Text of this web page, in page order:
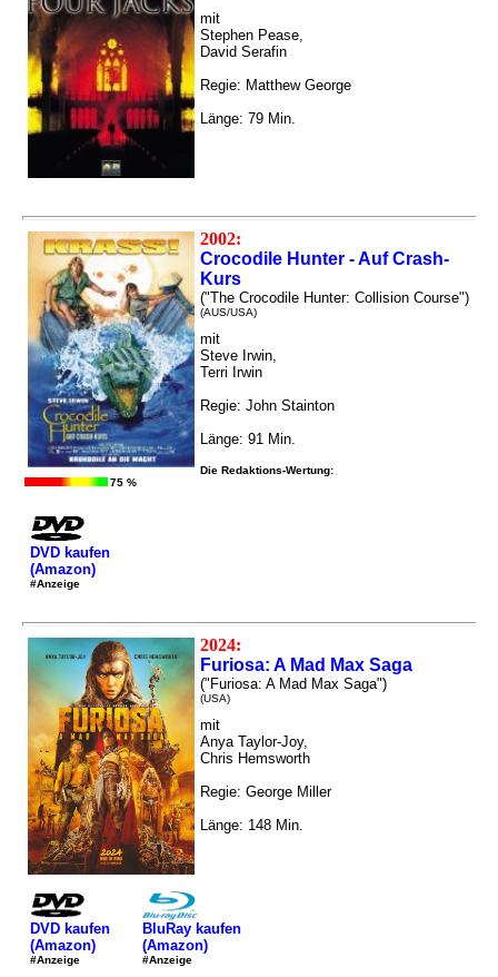
mit
Stephen Pease,
David Serafin
Regie: Matthew George
Länge: 79 Min.
2002:
Crocodile Hunter - Auf Crash-
Kurs
("The Crocodile Hunter: Collision Course")
(AUS/USA)
mit
Steve Irwin,
Terri Irwin
Regie: John Stainton
Länge: 91 Min.
Die Redaktions-Wertung:
75 %
DVD kaufen
(Amazon)
#Anzeige
2024:
Furiosa: A Mad Max Saga
("Furiosa: A Mad Max Saga")
(USA)
mit
Anya Taylor-Joy,
Chris Hemsworth
Regie: George Miller
Länge: 148 Min.
DVD kaufen
(Amazon)
#Anzeige
BluRay kaufen
(Amazon)
#Anzeige